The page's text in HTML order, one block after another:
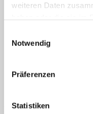
weiteren Daten
Notwendig
Präferenzen
Statistiken
Motorik
Sachunterricht
Fordern Sie unseren Flyer an